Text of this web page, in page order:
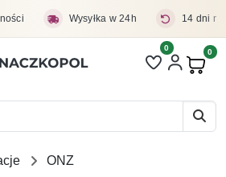
Wysyłka w 24h 14 dni
Liczba pozycji
0 0
ONZ